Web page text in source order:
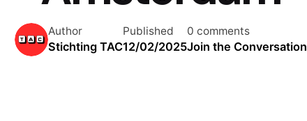
Author
Stichting TAC
Published
12/02/2025
0 comments
Join the Conversation